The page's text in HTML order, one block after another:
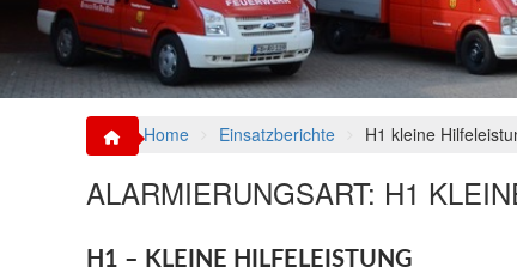
Home Einsatzberichte H1 kleine
ALARMIERUNGSART: H1
H1 – KLEINE HILFELEISTUNG